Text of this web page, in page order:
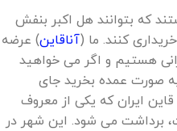
که بتوانند هل اکبر بنفش
کنند. ما (آناقاین) عرضه
هستیم و اگر می خواهید
صورت عمده بخرید جای
ایران که یکی از معروف
برداشت می شود. این شهر در